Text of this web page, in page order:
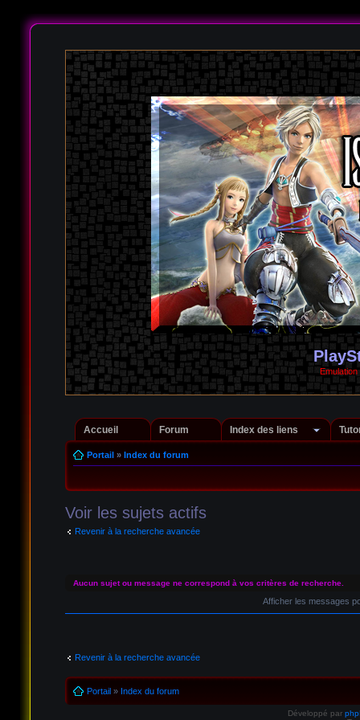
Accueil Forum Index des liens
Portail» Index du forum
Voir les sujets actifs
Revenir à la recherche avancée
Aucun sujet ou message ne correspond à vos critères de recherche.
Afficher les messages
Revenir à la recherche avancée
Portail» Index du forum
Développé par